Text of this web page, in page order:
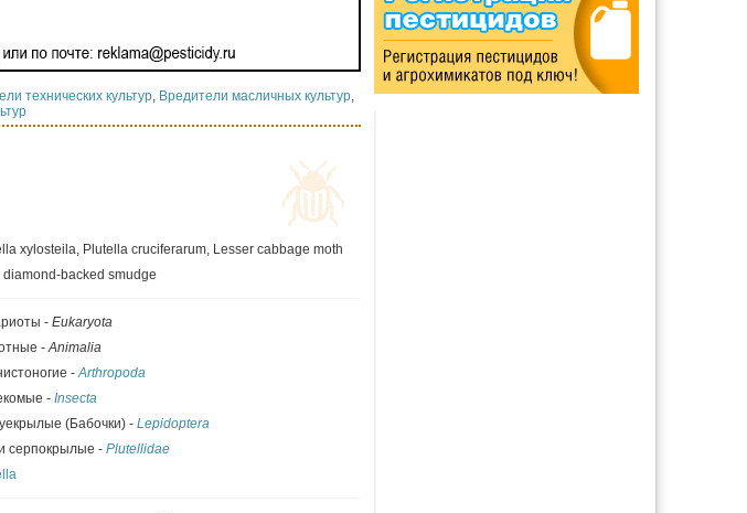
технических культур, Вредители масличных культур,
xylosteila, Plutella cruciferarum, Lesser cabbage moth
diamond-backed smudge
- Eukaryota
-Animalia
-Arthropoda
- Insecta
(Бабочки) - Lepidoptera
серпокрылые - Plutellidae